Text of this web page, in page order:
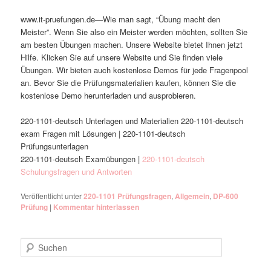
www.it-pruefungen.de—Wie man sagt, “Übung macht den
Meister”. Wenn Sie also ein Meister werden möchten, sollten Sie
am besten Übungen machen. Unsere Website bietet Ihnen jetzt
Hilfe. Klicken Sie auf unsere Website und Sie finden viele
Übungen. Wir bieten auch kostenlose Demos für jede Fragenpool
an. Bevor Sie die Prüfungsmaterialien kaufen, können Sie die
kostenlose Demo herunterladen und ausprobieren.
220-1101-deutsch Unterlagen und Materialien 220-1101-deutsch
exam Fragen mit Lösungen | 220-1101-deutsch
Prüfungsunterlagen
220-1101-deutsch Examübungen |220-1101-deutsch
Schulungsfragen und Antworten
Veröffentlicht unter220-1101 Prüfungsfragen, Allgemein, DP-600
Prüfung | Kommentar hinterlassen
Suchen